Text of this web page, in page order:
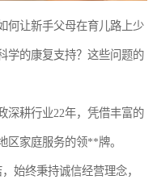
何让新手父母在育儿路上少
学的康复支持？这些问题的
深耕行业22年，凭借丰富的
区家庭服务的领**牌。
始终秉持诚信经营理念，